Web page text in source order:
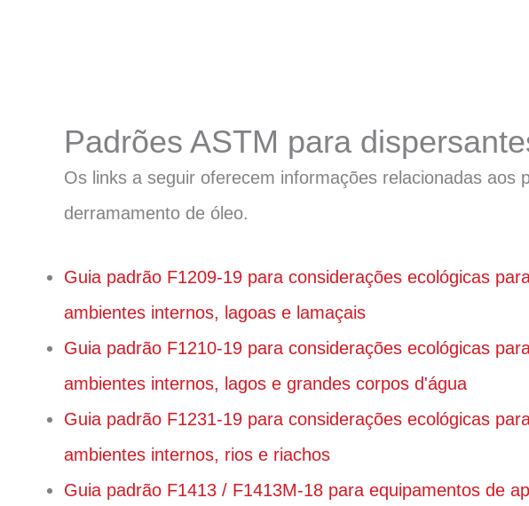
Padrões ASTM para
Os links a seguir oferecem informações relacionadas aos
derramamento de óleo.
Guia padrão F1209-19 para considerações ecológicas
ambientes internos, lagoas e lamaçais
Guia padrão F1210-19 para considerações ecológicas
ambientes internos, lagos e grandes corpos d'água
Guia padrão F1231-19 para considerações ecológicas
ambientes internos, rios e riachos
Guia padrão F1413 / F1413M-18 para equipamentos de